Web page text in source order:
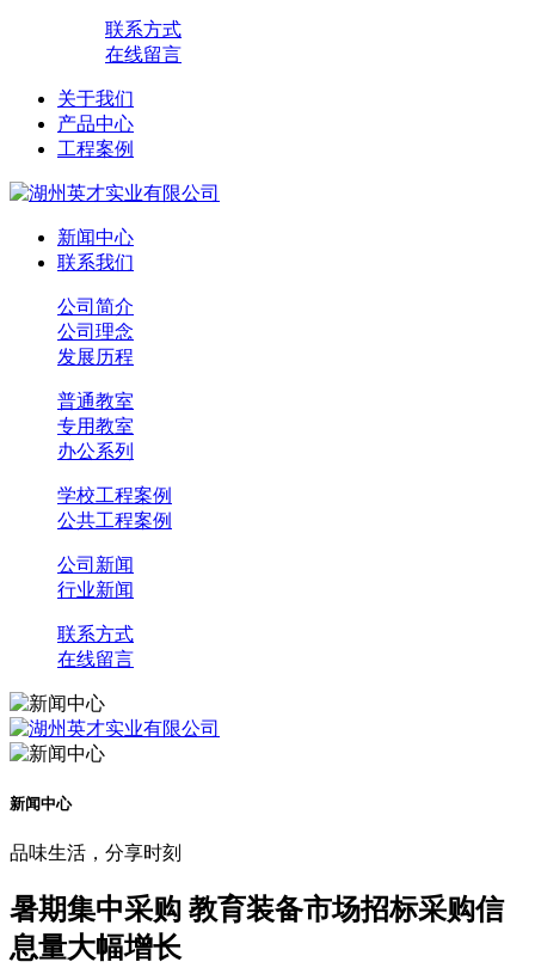
联系方式
在线留言
关于我们
产品中心
工程案例
新闻中心
联系我们
公司简介
公司理念
发展历程
普通教室
专用教室
办公系列
学校工程案例
公共工程案例
公司新闻
行业新闻
联系方式
在线留言
新闻中心
品味生活，分享时刻
暑期集中采购 教育装备市场招标采购信
息量大幅增长